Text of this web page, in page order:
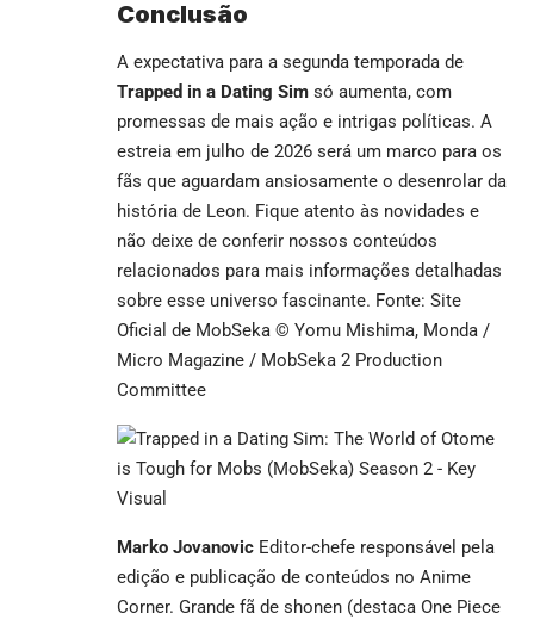
Conclusão
A expectativa para a segunda temporada de
Trapped in a Dating Sim só aumenta, com
promessas de mais ação e intrigas políticas. A
estreia em julho de 2026 será um marco para os
fãs que aguardam ansiosamente o desenrolar da
história de Leon. Fique atento às novidades e
não deixe de conferir nossos conteúdos
relacionados para mais informações detalhadas
sobre esse universo fascinante. Fonte: Site
Oficial de MobSeka © Yomu Mishima, Monda /
Micro Magazine / MobSeka 2 Production
Committee
Marko Jovanovic Editor-chefe responsável pela
edição e publicação de conteúdos no Anime
Corner. Grande fã de shonen (destaca One Piece